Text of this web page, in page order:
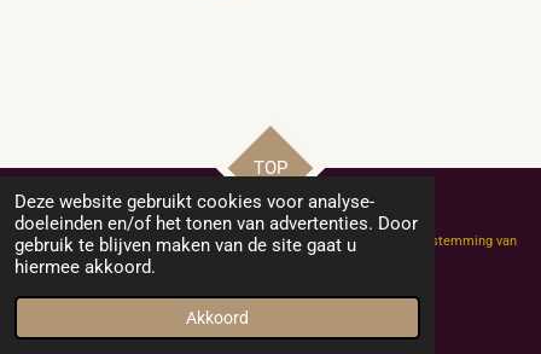
Deze website gebruikt cookies voor analyse-
doeleinden en/of het tonen van advertenties. Door
gebruik te blijven maken van de site gaat u
hiermee akkoord.
Akkoord
TOP
Copyright Helly-Hobby-Model: niets van deze website mag zonder toestemming van
de eigenaar of fotograaf worden gekopieerd of vermenigvuldigd.